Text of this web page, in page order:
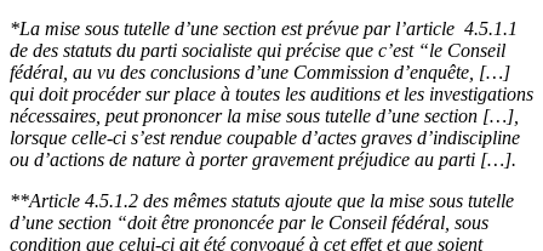
*La mise sous tutelle d’une section est prévue par l’article 4.5.1.1
de des statuts du parti socialiste qui précise que c’est “le Conseil
fédéral, au vu des conclusions d’une Commission d’enquête, […]
qui doit procéder sur place à toutes les auditions et les investigations
nécessaires, peut prononcer la mise sous tutelle d’une section […],
lorsque celle-ci s’est rendue coupable d’actes graves d’indiscipline
ou d’actions de nature à porter gravement préjudice au parti […].
**Article 4.5.1.2 des mêmes statuts ajoute que la mise sous tutelle
d’une section “doit être prononcée par le Conseil fédéral, sous
condition que celui-ci ait été convoqué à cet effet et que soient